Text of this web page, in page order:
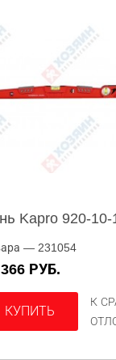
Kapro 920-
— 231054
5 366 РУБ.
КУПИТЬ
К